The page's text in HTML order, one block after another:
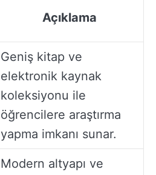
Açıklama
Geniş kitap ve
elektronik kaynak
koleksiyonu ile
öğrencilere araştırma
yapma imkanı sunar.
Modern altyapı ve